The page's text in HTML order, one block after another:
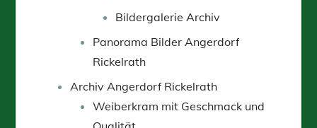
Bildergalerie Archiv
Panorama Bilder Angerdorf
Rickelrath
Archiv Angerdorf Rickelrath
Weiberkram mit Geschmack und